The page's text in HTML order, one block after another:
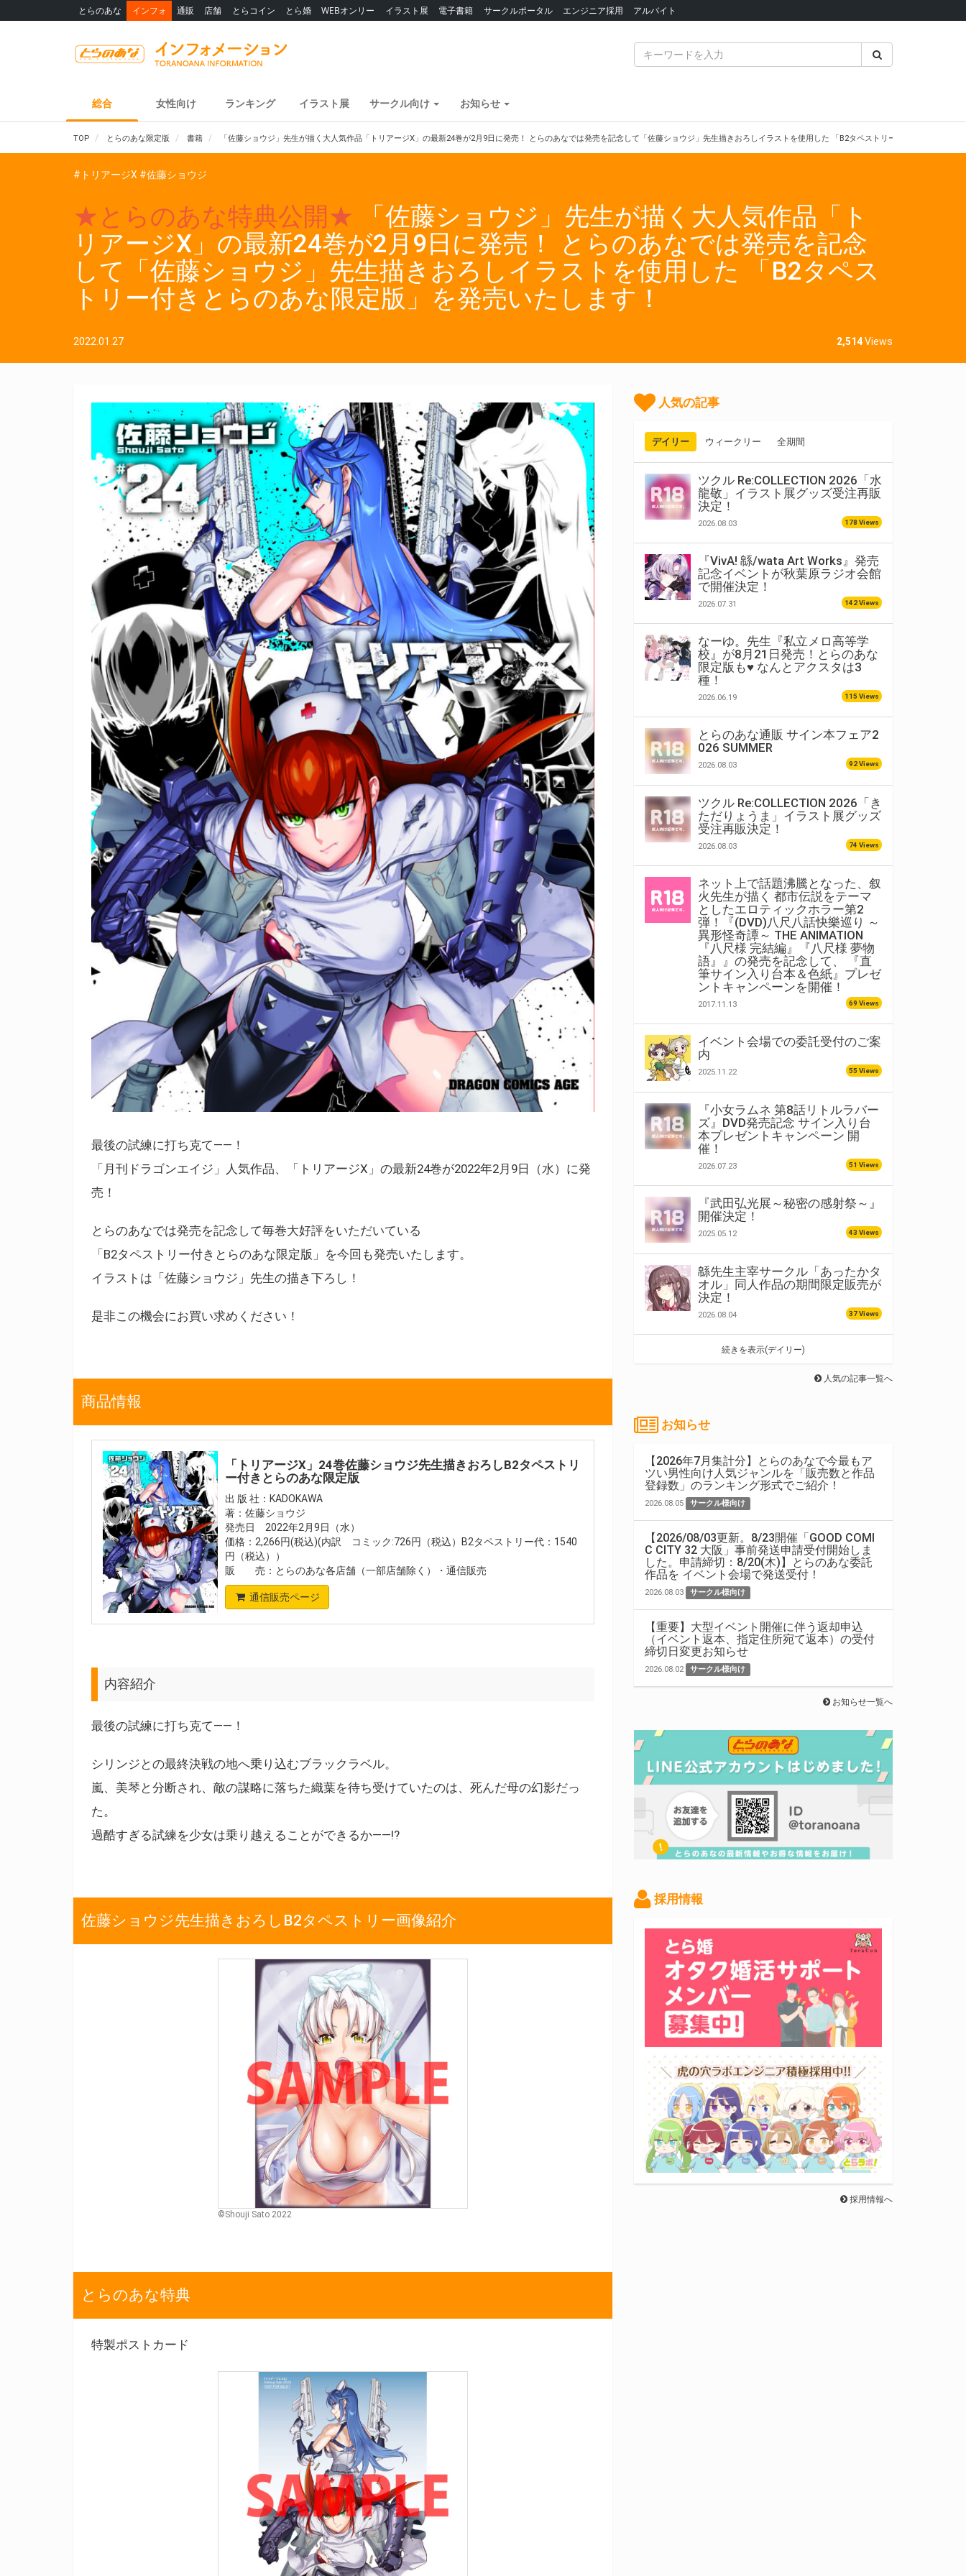
とらのあな インフォ 通販 店舗 とらコイン とら婚 WEBオンリー イラスト展 電子書籍 サークルポータル エンジニア採用 アルバイト
総合 女性向け ランキング イラスト展 サークル向け お知らせ
TOP とらのあな限定版 書籍 「佐藤ショウジ」先生が描く大人気作品「トリアージX」の最新24巻が2月9日に発売！ とらのあなでは発売を記念して「佐藤ショウジ」先生描きおろしイラストを使用した 「B2タペストリー付きとらのあな限
#トリアージX #佐藤ショウジ
★とらのあな特典公開★ 「佐藤ショウジ」先生が描く大人気作品「ト
リアージX」の最新24巻が2月9日に発売！ とらのあなでは発売を記念
して「佐藤ショウジ」先生描きおろしイラストを使用した 「B2タペス
トリー付きとらのあな限定版」を発売いたします！
2022.01.27 2,514Views
最後の試練に打ち克て――！
「月刊ドラゴンエイジ」人気作品、「トリアージX」の最新24巻が2022年2月9日（水）に発
売！
とらのあなでは発売を記念して毎巻大好評をいただいている
「B2タペストリー付きとらのあな限定版」を今回も発売いたします。
イラストは「佐藤ショウジ」先生の描き下ろし！
是非この機会にお買い求めください！
商品情報
「トリアージX」24巻佐藤ショウジ先生描きおろしB2タペストリ
ー付きとらのあな限定版
出 版 社：KADOKAWA
著：佐藤ショウジ
発売日 2022年2月9日（水）
価格：2,266円(税込)(内訳 コミック:726円（税込）B2タペストリー代：1540
円（税込））
販 売：とらのあな各店舗（一部店舗除く）・通信販売
通信販売ページ
内容紹介
最後の試練に打ち克て――！
シリンジとの最終決戦の地へ乗り込むブラックラベル。
嵐、美琴と分断され、敵の謀略に落ちた織葉を待ち受けていたのは、死んだ母の幻影だっ
た。
過酷すぎる試練を少女は乗り越えることができるか――!?
佐藤ショウジ先生描きおろしB2タペストリー画像紹介
©︎Shouji Sato 2022
とらのあな特典
特製ポストカード
人気の記事
デイリー ウィークリー 全期間
ツクル Re:COLLECTION 2026「水
龍敬」イラスト展グッズ受注再販
決定！
2026.08.03 178 Views
『VivA! 緜/wata Art Works』発売
記念イベントが秋葉原ラジオ会館
で開催決定！
2026.07.31 142 Views
なーゆ。先生『私立メロ高等学
校』が8月21日発売！とらのあな
限定版も♥ なんとアクスタは3
種！
2026.06.19 115 Views
とらのあな通販 サイン本フェア2
026 SUMMER
2026.08.03 92 Views
ツクル Re:COLLECTION 2026「き
ただりょうま」イラスト展グッズ
受注再販決定！
2026.08.03 74 Views
ネット上で話題沸騰となった、叙
火先生が描く 都市伝説をテーマ
としたエロティックホラー第2
弾！『(DVD)八尺八話快樂巡り ～
異形怪奇譚～ THE ANIMATION
『八尺様 完結編』『八尺様 夢物
語』』の発売を記念して、 『直
筆サイン入り台本＆色紙』プレゼ
ントキャンペーンを開催！
2017.11.13 69 Views
イベント会場での委託受付のご案
内
2025.11.22 55 Views
『小女ラムネ 第8話リトルラバー
ズ』DVD発売記念 サイン入り台
本プレゼントキャンペーン 開
催！
2026.07.23 51 Views
『武田弘光展～秘密の感射祭～』
開催決定！
2025.05.12 43 Views
緜先生主宰サークル「あったかタ
オル」同人作品の期間限定販売が
決定！
2026.08.04 37 Views
続きを表示(デイリー)
人気の記事一覧へ
お知らせ
【2026年7月集計分】とらのあなで今最もア
ツい男性向け人気ジャンルを「販売数と作品
登録数」のランキング形式でご紹介！
2026.08.05 サークル様向け
【2026/08/03更新。8/23開催「GOOD COMI
C CITY 32 大阪」事前発送申請受付開始しま
した。申請締切：8/20(木)】とらのあな委託
作品を イベント会場で発送受付！
2026.08.03 サークル様向け
【重要】大型イベント開催に伴う返却申込
（イベント返本、指定住所宛て返本）の受付
締切日変更お知らせ
2026.08.02 サークル様向け
お知らせ一覧へ
採用情報
採用情報へ